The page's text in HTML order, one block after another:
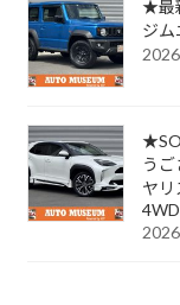
★最
ジム
う
ヤリ
4WD